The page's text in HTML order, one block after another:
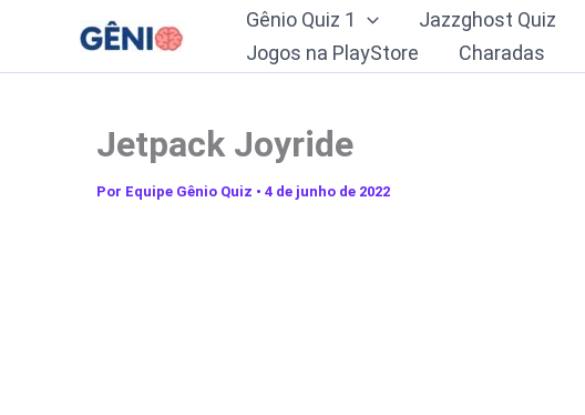
o
Gênio Quiz 1 Jazzghost Quiz
Jogos na PlayStore
Charadas
Jetpack Joyride
Por Equipe Gênio Quiz • 4 de junho de 2022